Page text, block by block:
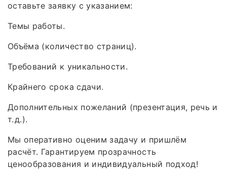
оставьте заявку с указанием:
Темы работы.
Объёма (количество страниц).
Требований к уникальности.
Крайнего срока сдачи.
Дополнительных пожеланий (презентация, речь и
т. д.).
Мы оперативно оценим задачу и пришлём
расчёт. Гарантируем прозрачность
ценообразования и индивидуальный подход!